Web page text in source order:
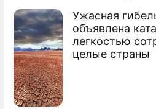
Ужасная
объявлена
легкостью
целые страны
жить в эпоху перемен",
рецепт выживания в эту
выбора иероглифа